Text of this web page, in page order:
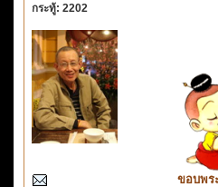
กระทู้: 2202
ขอบพร